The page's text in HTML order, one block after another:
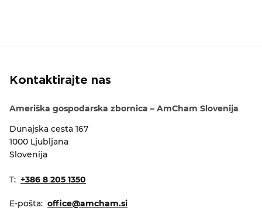
Kontaktirajte nas
Ameriška gospodarska zbornica – AmCham Slovenija
Dunajska cesta 167
1000 Ljubljana
Slovenija
T: +386 8 205 1350
E-pošta: office@amcham.si